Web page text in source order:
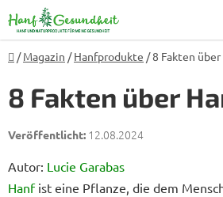
Inhalt
springen
Startseite
/ Magazin / Hanfprodukte /8 Fakten
8 Fakten über
12.08.2024
Autor: Lucie Garabas
Hanfist eine Pflanze, die dem